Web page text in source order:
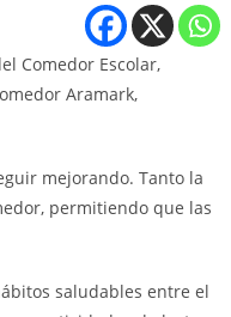
Comedor Escolar,
Aramark,
mejorando. Tanto la
permitiendo que las
saludables entre el